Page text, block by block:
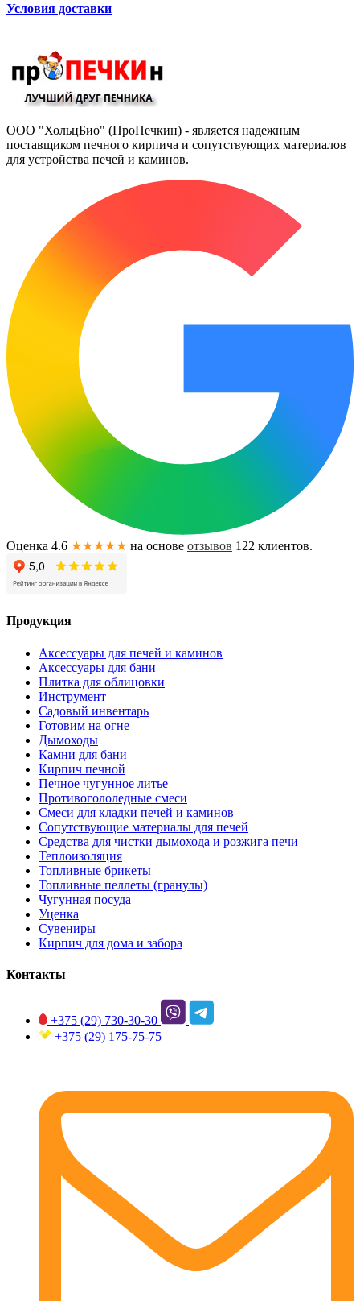
Условия доставки
ООО "ХольцБио" (ПроПечкин) - является надежным
поставщиком печного кирпича и сопутствующих материалов
для устройства печей и каминов.
Оценка 4.6 ★★★★★ на основе отзывов 122 клиентов.
Продукция
Аксессуары для печей и каминов
Аксессуары для бани
Плитка для облицовки
Инструмент
Садовый инвентарь
Готовим на огне
Дымоходы
Камни для бани
Кирпич печной
Печное чугунное литье
Противогололедные смеси
Смеси для кладки печей и каминов
Сопутствующие материалы для печей
Средства для чистки дымохода и розжига печи
Теплоизоляция
Топливные брикеты
Топливные пеллеты (гранулы)
Чугунная посуда
Уценка
Сувениры
Кирпич для дома и забора
Контакты
+375 (29) 730-30-30
+375 (29) 175-75-75